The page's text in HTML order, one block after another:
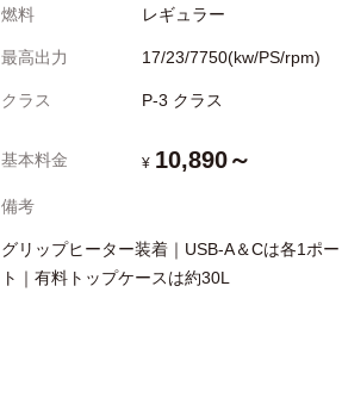
燃料 レギュラー
最高出力 17/23/7750(kw/PS/rpm)
クラス P-3 クラス
基本料金 ¥ 10,890～
備考
グリップヒーター装着｜USB-A＆Cは各1ポー
ト｜有料トップケースは約30L